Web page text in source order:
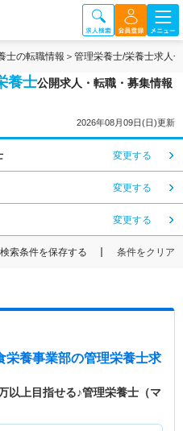
士の転職情報 管理栄養士/栄養士求人
養士公開求人・転職・募集情報
2026年08月09日(日)更新
変更する
変更する
変更する
索条件を保存する 条件をクリア
栄養事業部の管理栄養士求
以上目指せる♪管理栄養士（マ